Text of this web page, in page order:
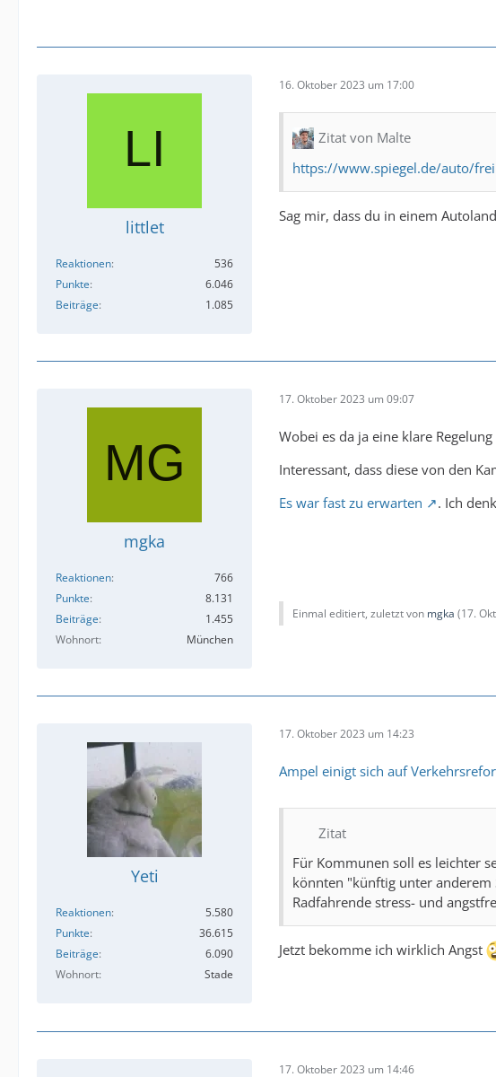
littlet
Reaktionen
536
Punkte
6.046
Beiträge
1.085
16. Oktober 2023 um 17:00
Zitat von Malte
https://www.spiegel.de/auto/
Sag mir, dass du in einem
mgka
Reaktionen
766
Punkte
8.131
Beiträge
1.455
Wohnort
München
17. Oktober 2023 um 09:07
Wobei es da ja eine klare
Interessant, dass diese von den
Es war fast zu erwarten
. Ich
Einmal editiert, zuletzt von mgka (17.
Yeti
Reaktionen
5.580
Punkte
36.615
Beiträge
6.090
Wohnort
Stade
17. Oktober 2023 um 14:23
Ampel einigt sich auf
Zitat
Für Kommunen soll es leichter
könnten "künftig unter anderem
Radfahrende stress- und
Jetzt bekomme ich wirklich Angst
17. Oktober 2023 um 14:46